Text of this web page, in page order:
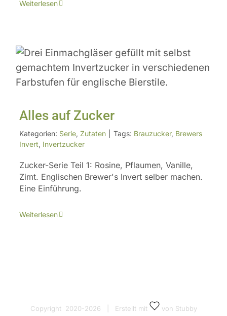
Weiterlesen
Alles auf Zucker
Kategorien: Serie, Zutaten Tags: Brauzucker, Brewers
Invert, Invertzucker
Zucker-Serie Teil 1: Rosine, Pflaumen, Vanille,
Zimt. Englischen Brewer's Invert selber machen.
Eine Einführung.
Weiterlesen
Copyright 2020- 2026 | Erstellt mit von Stubby